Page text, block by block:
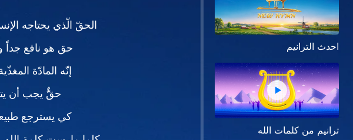
احدث الترانيم
ترانيم من كلمات الله
الحقّ الّذي يحتاجه
حق هو نافع جداً
إنّه المادّة
حقٌّ يجب أن
كي يسترجع